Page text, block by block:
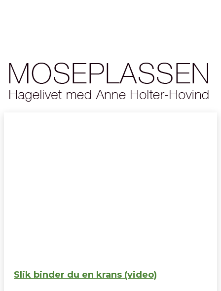
Slik binder du en krans (video)